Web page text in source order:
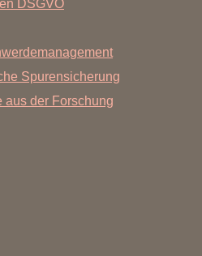
DSGVO
Spurensicherung
aus der Forschung